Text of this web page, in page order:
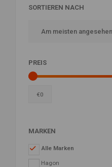
SORTIEREN NACH
Am meisten angesehen
PREIS
€0
MARKEN
Alle Marken
Hagon